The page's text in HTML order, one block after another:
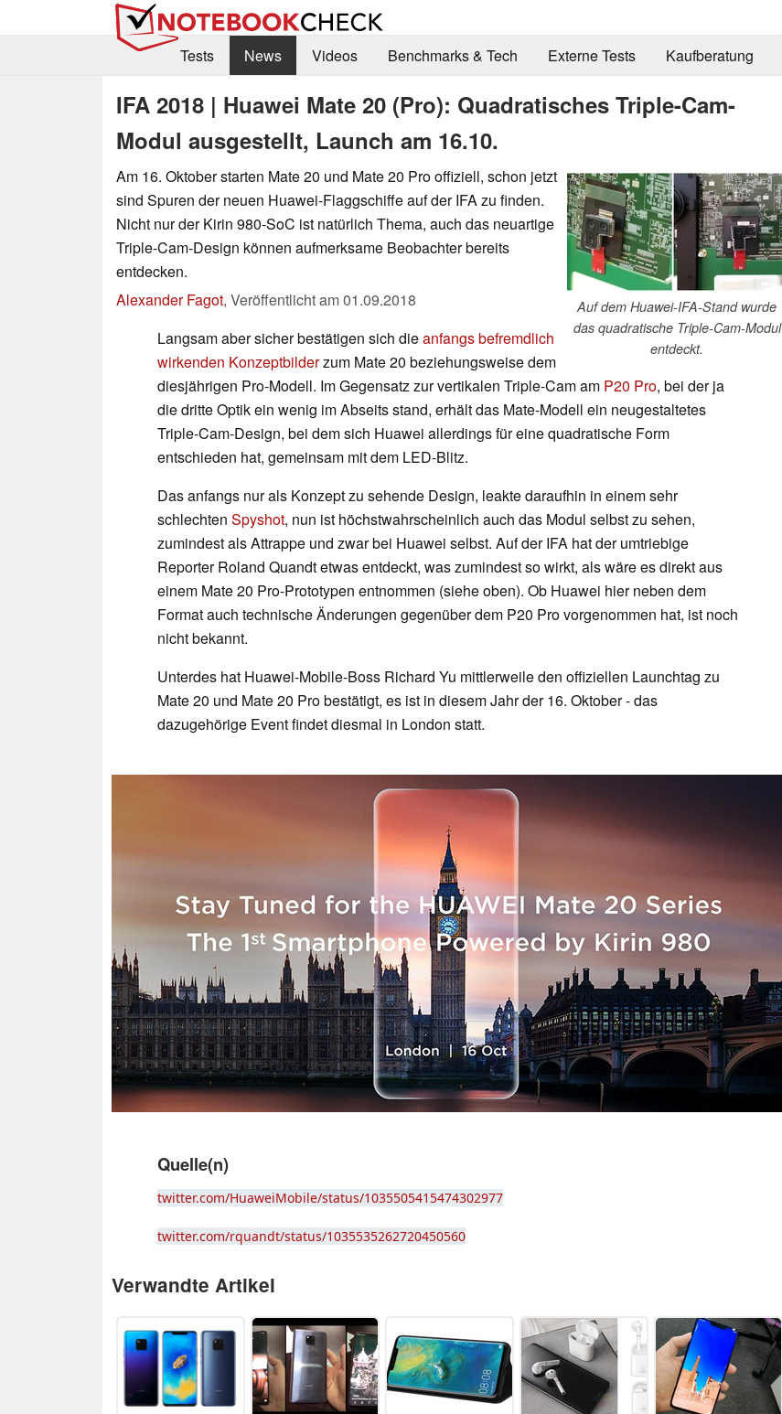
Tests
News Videos Benchmarks & Tech Externe Tests Kaufberatung
IFA 2018 | Huawei Mate 20 (Pro): Quadratisches Triple-Cam-
Modul ausgestellt, Launch am 16.10.
Auf dem Huawei-IFA-Stand wurde
das quadratische Triple-Cam-Modul
entdeckt.
Am 16. Oktober starten Mate 20 und Mate 20 Pro offiziell, schon jetzt
sind Spuren der neuen Huawei-Flaggschiffe auf der IFA zu finden.
Nicht nur der Kirin 980-SoC ist natürlich Thema, auch das neuartige
Triple-Cam-Design können aufmerksame Beobachter bereits
entdecken.
Alexander Fagot, Veröffentlicht am01.09.2018
Langsam aber sicher bestätigen sich dieanfangs befremdlich
wirkenden Konzeptbilderzum Mate 20 beziehungsweise dem
diesjährigen Pro-Modell. Im Gegensatz zur vertikalen Triple-Cam am P20 Pro, bei der ja
die dritte Optik ein wenig im Abseits stand, erhält das Mate-Modell ein neugestaltetes
Triple-Cam-Design, bei dem sich Huawei allerdings für eine quadratische Form
entschieden hat, gemeinsam mit dem LED-Blitz.
Das anfangs nur als Konzept zu sehende Design, leakte daraufhin in einem sehr
schlechten Spyshot, nun ist höchstwahrscheinlich auch das Modul selbst zu sehen,
zumindest als Attrappe und zwar bei Huawei selbst. Auf der IFA hat der umtriebige
Reporter Roland Quandt etwas entdeckt, was zumindest so wirkt, als wäre es direkt aus
einem Mate 20 Pro-Prototypen entnommen (siehe oben). Ob Huawei hier neben dem
Format auch technische Änderungen gegenüber dem P20 Pro vorgenommen hat, ist noch
nicht bekannt.
Unterdes hat Huawei-Mobile-Boss Richard Yu mittlerweile den offiziellen Launchtag zu
Mate 20 und Mate 20 Pro bestätigt, es ist in diesem Jahr der 16. Oktober - das
dazugehörige Event findet diesmal in London statt.
Quelle(n)
twitter.com/HuaweiMobile/status/1035505415474302977
twitter.com/rquandt/status/1035535262720450560
Verwandte Artikel